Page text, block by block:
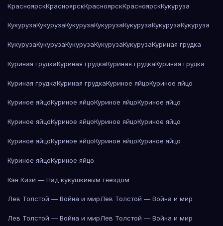
КрасноярскКрасноярскКрасноярскКрасноярскКукуруза
КукурузаКукурузаКукурузаКукурузаКукурузаКукурузаКукуруза
КукурузаКукурузаКукурузаКукурузаКукурузаКуриная грудка
Куриная грудкаКуриная грудкаКуриная грудкаКуриная грудка
Куриная грудкаКуриная грудкаКуриное яйцоКуриное яйцо
Куриное яйцоКуриное яйцоКуриное яйцоКуриное яйцо
Куриное яйцоКуриное яйцоКуриное яйцоКуриное яйцо
Куриное яйцоКуриное яйцоКуриное яйцоКуриное яйцо
Куриное яйцоКуриное яйцо
Кэн Кизи — Над кукушкиным гнездом
Лев Толстой — Война и мирЛев Толстой — Война и мир
Лев Толстой — Война и мирЛев Толстой — Война и мир